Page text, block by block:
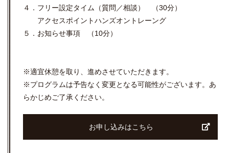
４．フリー設定タイム（質問／相談） （30分）
アクセスポイントハンズオントレーング
５．お知らせ事項 （10分）
※適宜休憩を取り、進めさせていただきます。
※プログラムは予告なく変更となる可能性がございます。あ
らかじめご了承ください。
お申し込みはこちら